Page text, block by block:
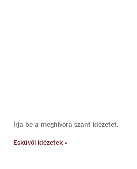
Írja be a meghívóra szánt idézetet:
Esküvői idézetek »